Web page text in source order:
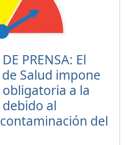
PRENSA: El
Salud impone
a la
al
del